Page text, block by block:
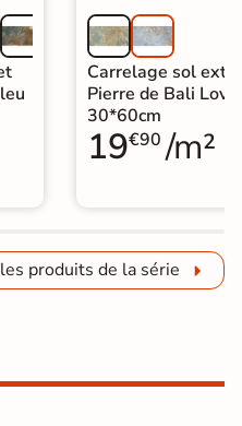
Carrelage sol
Pierre de Bali
30*60cm
19€90 /m²
produits de la série